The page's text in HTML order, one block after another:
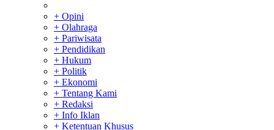
+ Opini
+ Olahraga
+ Pariwisata
+ Pendidikan
+ Hukum
+ Politik
+ Ekonomi
+ Tentang Kami
+ Redaksi
+ Info Iklan
+ Ketentuan Khusus